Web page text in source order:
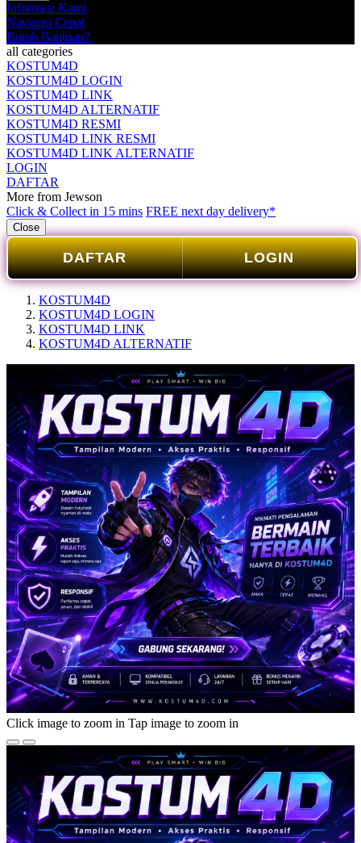
Informasi Kami
Navigasi Cepat
Butuh Bantuan?
all categories
KOSTUM4D
KOSTUM4D LOGIN
KOSTUM4D LINK
KOSTUM4D ALTERNATIF
KOSTUM4D RESMI
KOSTUM4D LINK RESMI
KOSTUM4D LINK ALTERNATIF
LOGIN
DAFTAR
More from Jewson
Click & Collect in 15 mins FREE next day delivery*
Close
DAFTAR LOGIN
KOSTUM4D
KOSTUM4D LOGIN
KOSTUM4D LINK
KOSTUM4D ALTERNATIF
Click image to zoom in Tap image to zoom in